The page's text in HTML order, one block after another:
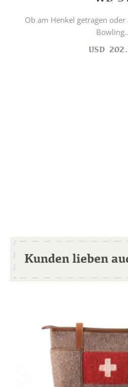
Ob am Henkel getragen
USD
Kunden lieben